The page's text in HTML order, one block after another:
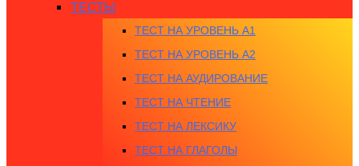
ТЕСТЫ
ТЕСТ НА УРОВЕНЬ A1
ТЕСТ НА УРОВЕНЬ A2
ТЕСТ НА АУДИРОВАНИЕ
ТЕСТ НА ЧТЕНИЕ
ТЕСТ НА ЛЕКСИКУ
ТЕСТ НА ГЛАГОЛЫ